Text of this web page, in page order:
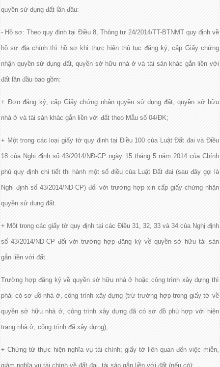
quyền sử dụng đất lần đầu:
- Hồ sơ: Theo quy định tại Điều 8, Thông tư 24/2014/TT-BTNMT quy định về
hồ sơ địa chính thì hồ sơ khi thực hiện thủ tục đăng ký, cấp Giấy chứng
nhận quyền sử dụng đất, quyền sở hữu nhà ở và tài sản khác gắn liền với
đất lần đầu bao gồm:
+ Đơn đăng ký, cấp Giấy chứng nhận quyền sử dụng đất, quyền sở hữu
nhà ở và tài sản khác gắn liền với đất theo Mẫu số 04/ĐK;
+ Một trong các loại giấy tờ quy định tại Điều 100 của Luật Đất đai và Điều
18 của Nghị định số 43/2014/NĐ-CP ngày 15 tháng 5 năm 2014 của Chính
phủ quy định chi tiết thi hành một số điều của Luật Đất đai (sau đây gọi là
Nghị định số 43/2014/NĐ-CP) đối với trường hợp xin cấp giấy chứng nhận
quyền sử dụng đất.
+ Một trong các giấy tờ quy định tại các Điều 31, 32, 33 và 34 của Nghị định
số 43/2014/NĐ-CP đối với trường hợp đăng ký về quyền sở hữu tài sản
gắn liền với đất.
Trường hợp đăng ký về quyền sở hữu nhà ở hoặc công trình xây dựng thì
phải có sơ đồ nhà ở, công trình xây dựng (trừ trường hợp trong giấy tờ về
quyền sở hữu nhà ở, công trình xây dựng đã có sơ đồ phù hợp với hiện
trạng nhà ở, công trình đã xây dựng);
+ Chứng từ thực hiện nghĩa vụ tài chính; giấy tờ liên quan đến việc miễn,
giảm nghĩa vụ tài chính về đất đai, tài sản gắn liền với đất (nếu có);